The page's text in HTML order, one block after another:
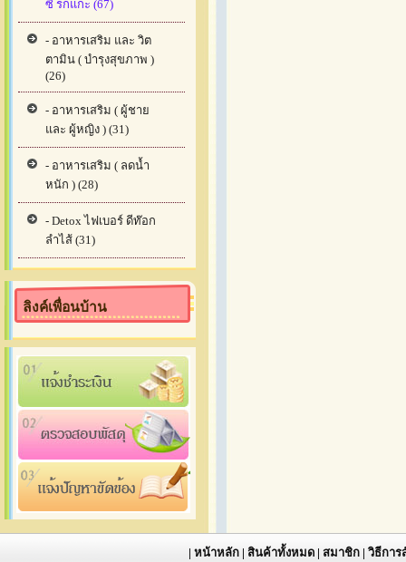
ซี รกแกะ (67)
- อาหารเสริม และ วิต
ตามิน ( บำรุงสุขภาพ )
(26)
- อาหารเสริม ( ผู้ชาย
และ ผู้หญิง ) (31)
- อาหารเสริม ( ลดน้ำ
หนัก ) (28)
- Detox ไฟเบอร์ ดีท๊อก
ลำไส้ (31)
ลิงค์เพื่อนบ้าน
|หน้าหลัก |สินค้าทั้งหมด |สมาชิก |วิธีกา